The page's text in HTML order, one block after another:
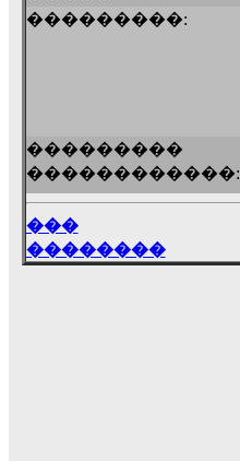
���������:
���������
������������:
���
��������